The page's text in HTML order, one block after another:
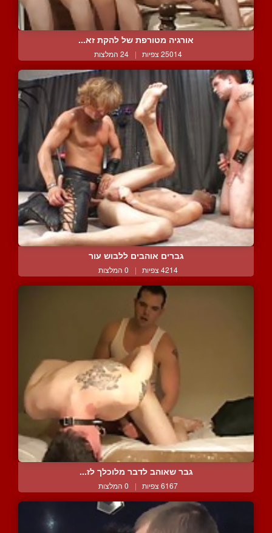
אורגיה מטורפת של להקת זא...
25014 צפיות | 24 המלצות
גברים אוהבים ללבוש עור
4214 צפיות | 0 המלצות
גבר שאוהב לדבר מלוכלך לז...
6167 צפיות | 0 המלצות